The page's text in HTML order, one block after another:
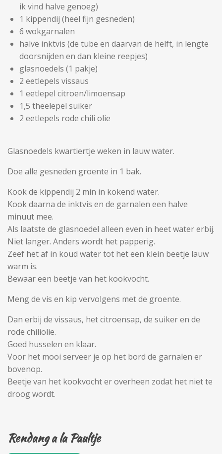
ik vind halve genoeg)
1 kippendij (heel fijn gesneden)
6 wokgarnalen
halve inktvis (de tube en daarvan de helft, in lengte
doorsnijden en dan kleine reepjes)
glasnoedels (1 pakje)
2 eetlepels vissaus
1 eetlepel citroen/limoensap
1,5 theelepel suiker
2 eetlepels rode chili olie
Glasnoedels kwartiertje weken in lauw water.
Doe alle gesneden groente in 1 bak.
Kook de kippendij 2 min in kokend water.
Kook daarna de inktvis en de garnalen een halve
minuut mee.
Als laatste de glasnoedel alleen even in heet water erbij.
Niet langer. Anders wordt het papperig.
Zeef het af in koud water tot het een klein beetje lauw
warm is.
Bewaar een beetje van het kookvocht.
Meng de vis en kip vervolgens met de groente.
Dan erbij de vissaus, het citroensap, de suiker en de
rode chiliolie.
Goed husselen en klaar.
Voor het mooi serveer je op het bord de garnalen er
bovenop.
Beetje van het kookvocht er overheen zodat het niet te
droog wordt.
Rendang a la Paultje